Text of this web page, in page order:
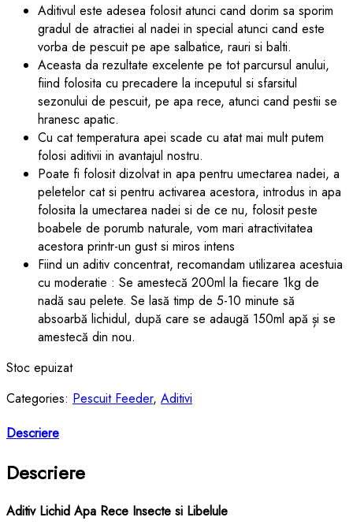
Aditivul este adesea folosit atunci cand dorim sa sporim
gradul de atractiei al nadei in special atunci cand este
vorba de pescuit pe ape salbatice, rauri si balti.
Aceasta da rezultate excelente pe tot parcursul anului,
fiind folosita cu precadere la inceputul si sfarsitul
sezonului de pescuit, pe apa rece, atunci cand pestii se
hranesc apatic.
Cu cat temperatura apei scade cu atat mai mult putem
folosi aditivii in avantajul nostru.
Poate fi folosit dizolvat in apa pentru umectarea nadei, a
peletelor cat si pentru activarea acestora, introdus in apa
folosita la umectarea nadei si de ce nu, folosit peste
boabele de porumb naturale, vom mari atractivitatea
acestora printr-un gust si miros intens
Fiind un aditiv concentrat, recomandam utilizarea acestuia
cu moderatie : Se amestecă 200ml la fiecare 1kg de
nadă sau pelete. Se lasă timp de 5-10 minute să
absoarbă lichidul, după care se adaugă 150ml apă și se
amestecă din nou.
Stoc epuizat
Categories: Pescuit Feeder, Aditivi
Descriere
Descriere
Aditiv Lichid Apa Rece Insecte si Libelule